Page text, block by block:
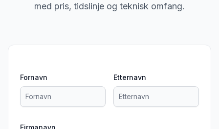
med pris, tidslinje og teknisk omfang.
Fornavn Etternavn
Firmanavn